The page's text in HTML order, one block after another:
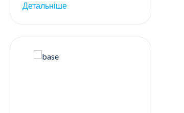
Детальніше